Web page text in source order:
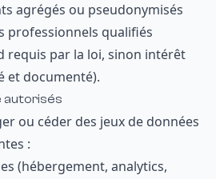
agrégés ou pseudonymisés
professionnels qualifiés
requis par la loi, sinon intérêt
et documenté).
autorisés
ou céder des jeux de données
:
(hébergement, analytics,